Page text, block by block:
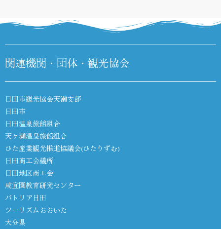
関連機関・団体・観光協会
日田市観光協会天瀬支部
日田市
日田温泉旅館組合
天ヶ瀬温泉旅館組合
ひた産業観光推進協議会(ひたりずむ)
日田商工会議所
日田地区商工会
咸宜園教育研究センター
パトリア日田
ツーリズムおおいた
大分県